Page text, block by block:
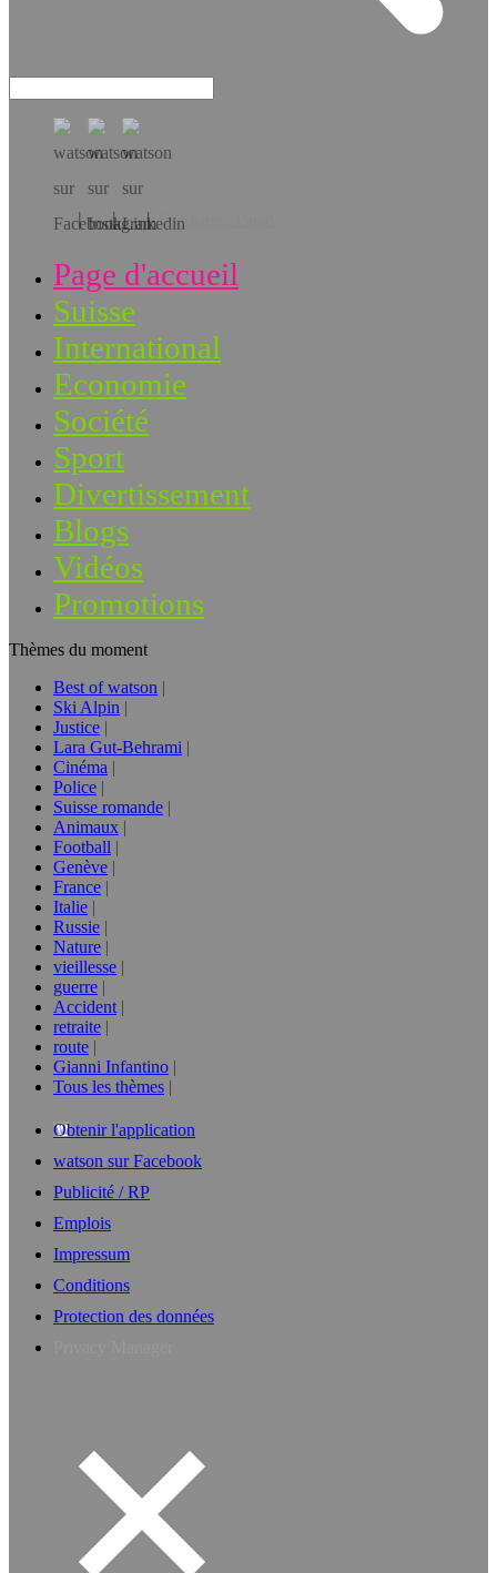
Téléchargez l’app!
Page d'accueil
Suisse
International
Economie
Société
Sport
Divertissement
Blogs
Vidéos
Promotions
Thèmes du moment
Best of watson
Ski Alpin
Justice
Lara Gut-Behrami
Cinéma
Police
Suisse romande
Animaux
Football
Genève
France
Italie
Russie
Nature
vieillesse
guerre
Accident
retraite
route
Gianni Infantino
Tous les thèmes
Obtenir l'application
watson sur Facebook
Publicité / RP
Emplois
Impressum
Conditions
Protection des données